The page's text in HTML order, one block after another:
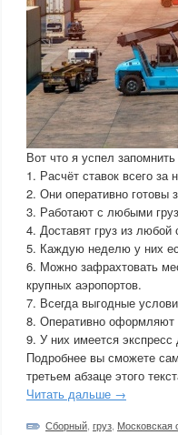
Вот что я успел
1. Расчёт ставок всего за
2. Они оперативно готовы
3. Работают с любыми
4. Доставят груз из любой
5. Каждую неделю у них
6. Можно зафрахтовать
крупных аэропортов.
7. Всегда выгодные
8. Оперативно оформляют
9. У них имеется экспресс
Подробнее вы сможете
третьем абзаце этого
Читать дальше →
Сборный груз Московская